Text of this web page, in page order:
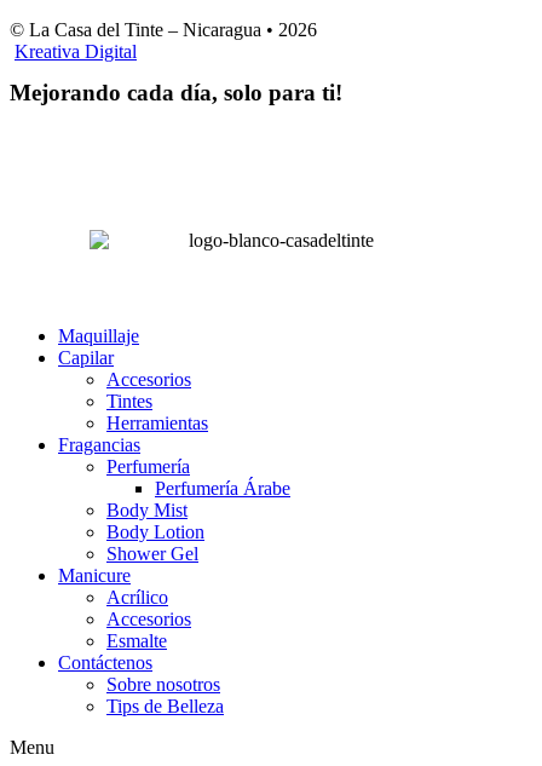
© La Casa del Tinte – Nicaragua • 2026
Kreativa Digital
Mejorando cada día, solo para ti!
Maquillaje
Capilar
Accesorios
Tintes
Herramientas
Fragancias
Perfumería
Perfumería Árabe
Body Mist
Body Lotion
Shower Gel
Manicure
Acrílico
Accesorios
Esmalte
Contáctenos
Sobre nosotros
Tips de Belleza
Menu